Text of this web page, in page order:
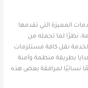
المميزة التي تقدمها
نظرًا لما تحمله من
نقل كافة مستلزمات
بطريقة منظمة وآمنة
نسائيًا لمرافقة بعض هذه